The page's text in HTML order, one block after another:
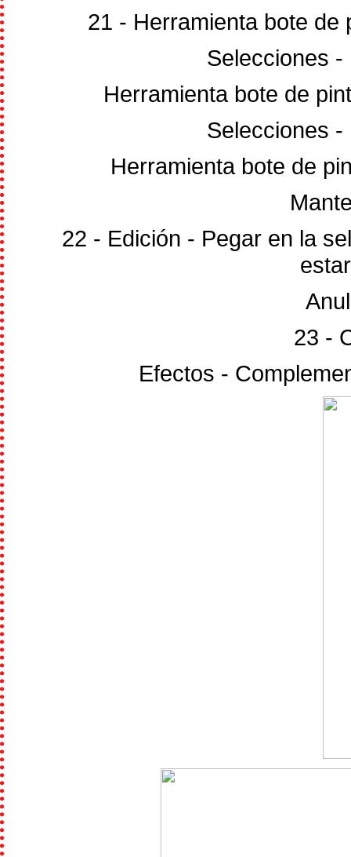
21 - Herramienta bote de
Selecciones
Herramienta bote de
Selecciones
Herramienta bote de
22 - Edición - Pegar en la
23 -
Efectos -